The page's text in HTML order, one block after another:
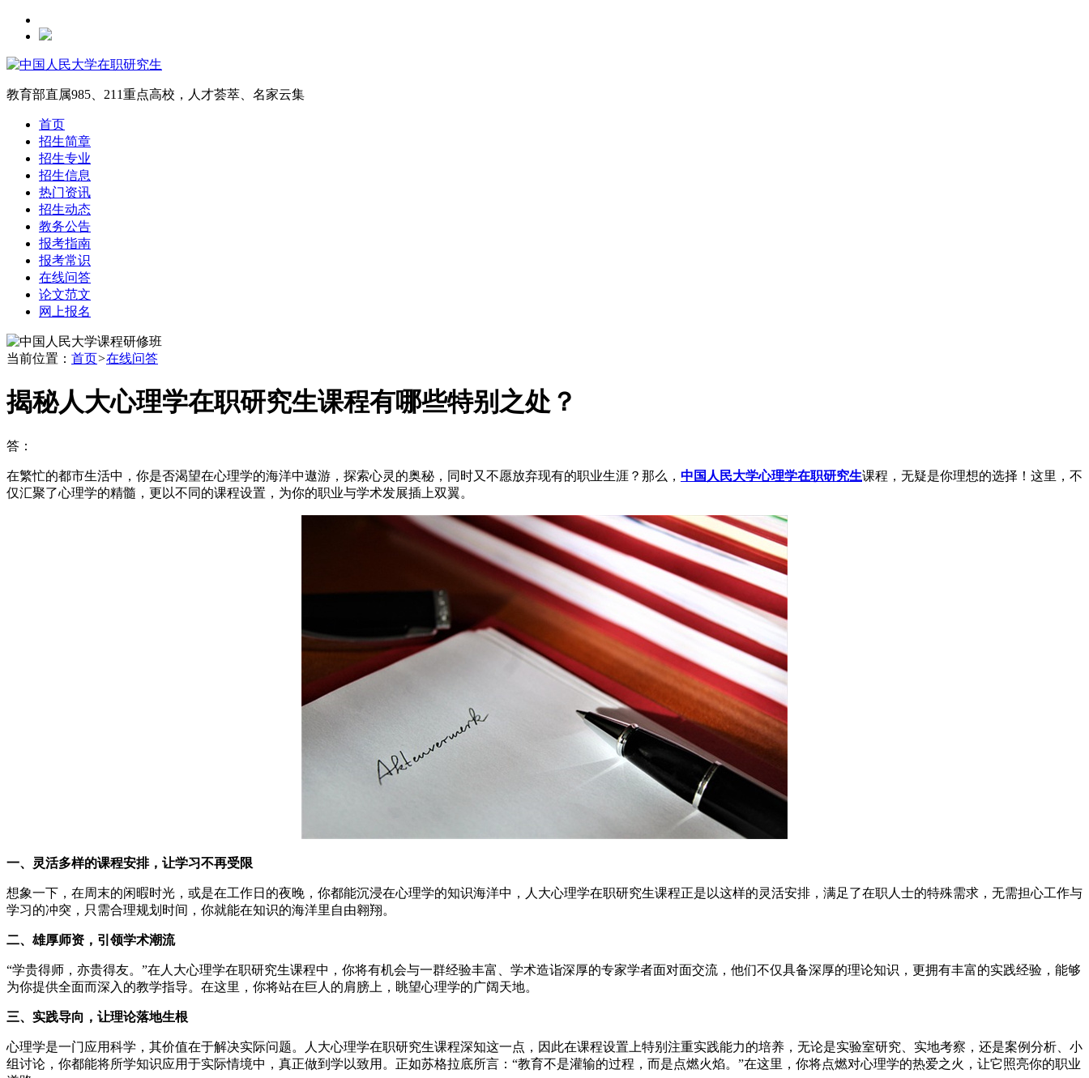
教育部直属985、211重点高校，人才荟萃、名家云集
首页
招生简章
招生专业
招生信息
热门资讯
招生动态
教务公告
报考指南
报考常识
在线问答
论文范文
网上报名
当前位置： 首页>在线问答
揭秘人大心理学在职研究生课程有哪些特别之处？
答：
在繁忙的都市生活中，你是否渴望在心理学的海洋中遨游，探索心灵的奥秘，同时又不愿放弃现有的职业生涯？那么， 中国人民大学心理学在职研究生课程，无疑是你理想的选择！这里，不
仅汇聚了心理学的精髓，更以不同的课程设置，为你的职业与学术发展插上双翼。
一、灵活多样的课程安排，让学习不再受限
想象一下，在周末的闲暇时光，或是在工作日的夜晚，你都能沉浸在心理学的知识海洋中，人大心理学在职研究生课程正是以这样的灵活安排，满足了在职人士的特殊需求，无需担心工作与
学习的冲突，只需合理规划时间，你就能在知识的海洋里自由翱翔。
二、雄厚师资，引领学术潮流
“学贵得师，亦贵得友。”在人大心理学在职研究生课程中，你将有机会与一群经验丰富、学术造诣深厚的专家学者面对面交流，他们不仅具备深厚的理论知识，更拥有丰富的实践经验，能够
为你提供全面而深入的教学指导。在这里，你将站在巨人的肩膀上，眺望心理学的广阔天地。
三、实践导向，让理论落地生根
心理学是一门应用科学，其价值在于解决实际问题。人大心理学在职研究生课程深知这一点，因此在课程设置上特别注重实践能力的培养，无论是实验室研究、实地考察，还是案例分析、小
组讨论，你都能将所学知识应用于实际情境中，真正做到学以致用。正如苏格拉底所言：“教育不是灌输的过程，而是点燃火焰。”在这里，你将点燃对心理学的热爱之火，让它照亮你的职业